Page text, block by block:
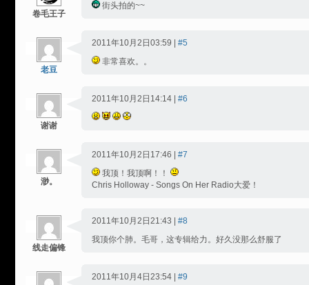
卷毛王子
街头拍的~~
老豆
2011年10月2日03:59 | #5
非常喜欢。。
谢谢
2011年10月2日14:14 | #6
渺。
2011年10月2日17:46 | #7
我顶！我顶啊！！
Chris Holloway - Songs On Her Radio大爱！
线走偏锋
2011年10月2日21:43 | #8
我顶你个肺。毛哥，这专辑给力。好久没那么舒服了
2011年10月4日23:54 | #9